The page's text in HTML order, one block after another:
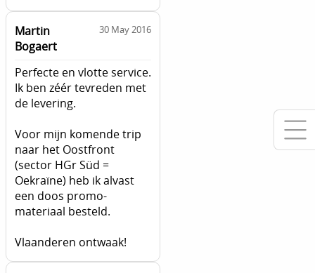
Martin
Bogaert
30 May 2016
Perfecte en vlotte service.
Ik ben zéér tevreden met
de levering.
Voor mijn komende trip
naar het Oostfront
(sector HGr Süd =
Oekraïne) heb ik alvast
een doos promo-
materiaal besteld.
Vlaanderen ontwaak!